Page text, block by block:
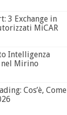
3 Exchange in
MiCAR
Intelligenza
Mirino
Cos’è, Come